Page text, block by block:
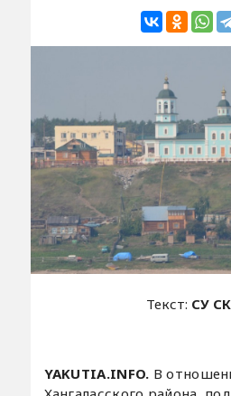
Текст: СУ
YAKUTIA.INFO. В